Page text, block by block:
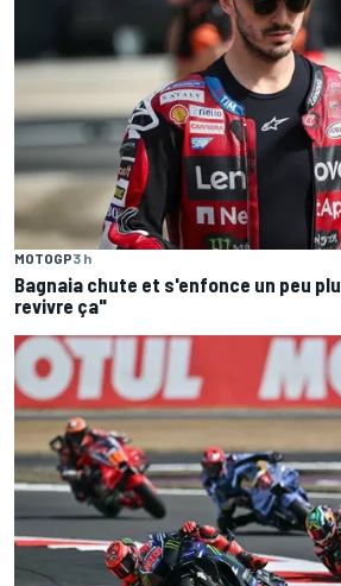
MOTOGP3 h
Bagnaia chute et s'enfonce un peu
revivre ça"